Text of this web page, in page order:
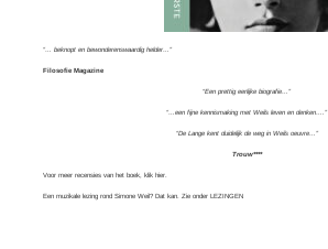
“… beknopt en bewonderenswaardig helder…”
Filosofie Magazine
“Een prettig eerlijke biografie…”
“…een fijne kennismaking met Weils leven en denken….”
“De Lange kent duidelijk de weg in Weils oeuvre…”
Trouw****
Voor meer recensies van het boek, klik hier.
Een muzikale lezing rond Simone Weil? Dat kan. Zie onderLEZINGEN